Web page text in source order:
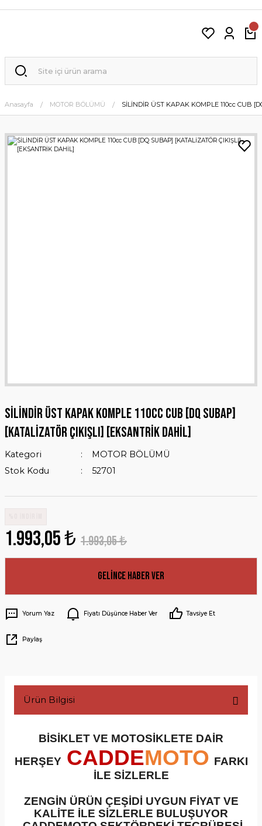
Anasayfa MOTOR BÖLÜMÜ SİLİNDİR ÜST KAPAK KOMPLE 110cc CUB
SİLİNDİR ÜST KAPAK KOMPLE 110cc CUB [DQ SUBAP]
[KATALİZATÖR ÇIKIŞLI] [EKSANTRİK DAHİL]
Kategori
MOTOR BÖLÜMÜ
Stok Kodu
52701
1.993,05 ₺ 1.993,05 ₺
Gelince Haber Ver
Yorum Yaz Fiyatı Düşünce Haber Ver Tavsiye Et
Paylaş
Ürün Bilgisi
BİSİKLET VE MOTOSİKLETE DAİR
HERŞEY CADDEMOTO FARKI
İLE SİZLERLE
ZENGİN ÜRÜN ÇEŞİDİ UYGUN FİYAT VE
KALİTE İLE SİZLERLE BULUŞUYOR